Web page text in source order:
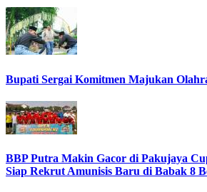
Bupati Sergai Komitmen Majukan
BBP Putra Makin Gacor di Pakujaya
Siap Rekrut Amunisis Baru di Babak 8